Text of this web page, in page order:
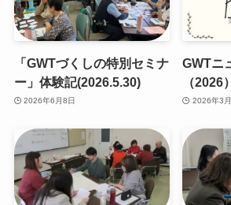
「GWTづくしの特別セミナ
ー」体験記(2026.5.30)
2026年6月8日
GWTニ
（2026）
2026年3